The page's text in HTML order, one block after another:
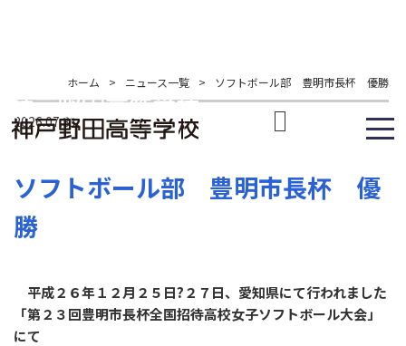
ホーム > ニュース一覧 > ソフトボール部 豊明市長杯 優勝
2026.07.31
ソフトボール部 豊明市長杯 優
勝
平成２６年１２月２５日?２７日、愛知県にて行われました
「第２３回豊明市長杯全国招待高校女子ソフトボール大会」
にて